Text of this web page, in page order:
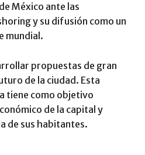
México ante las
y su difusión como un
mundial.
propuestas de gran
de la ciudad. Esta
tiene como objetivo
de la capital y
de sus habitantes.